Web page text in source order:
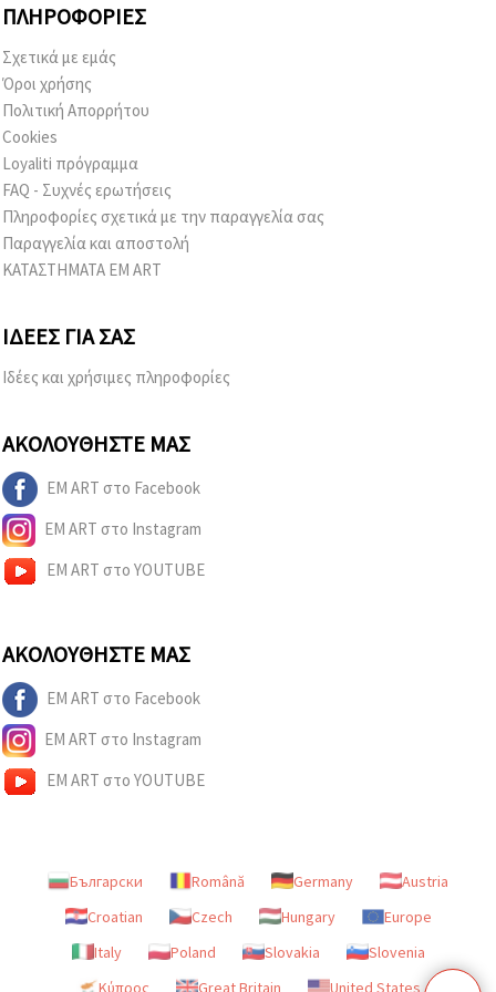
ΠΛΗΡΟΦΟΡΊΕΣ
Σχετικά με εμάς
Όροι χρήσης
Πολιτική Απορρήτου
Cookies
Loyaliti πρόγραμμα
FAQ - Συχνές ερωτήσεις
Πληροφορίες σχετικά με την παραγγελία σας
Παραγγελία και αποστολή
ΚΑΤΑΣΤΗΜΑΤΑ EM ART
ΙΔΈΕΣ ΓΙΑ ΣΑΣ
Ιδέες και χρήσιμες πληροφορίες
ΑΚΟΛΟΥΘΉΣΤΕ ΜΑΣ
EM ART στο Facebook
EM ART στο Instagram
EM ART στο YOUTUBE
ΑΚΟΛΟΥΘΉΣΤΕ ΜΑΣ
EM ART στο Facebook
EM ART στο Instagram
EM ART στο YOUTUBE
Български Română Germany
Austria
Croatian
Czech Hungary
Europe
Italy
Poland Slovakia
Slovenia
Κύπρος
Great Britain United States